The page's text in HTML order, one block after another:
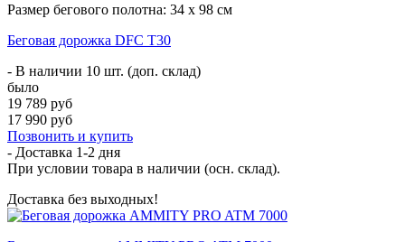
Размер бегового полотна: 34 х 98 см
Беговая дорожка DFC T30
- В наличии 10 шт. (доп. склад)
было
19 789 руб
17 990 руб
Позвонить и купить
- Доставка 1-2 дня
При условии товара в наличии (осн. склад).
Доставка без выходных!